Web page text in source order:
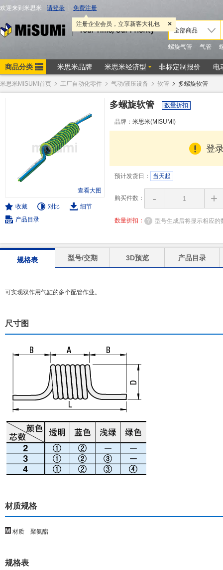
米思米MISUMI首页 工厂自动化零件 气动/液压设备 软管 多螺旋软管
查看大图
收藏 对比
细节
产品目录
多螺旋软管 数量折扣
品牌： 米思米(MISUMI)
登
预计发货日： 当天起
购买件数： - +
数量折扣： 型号生成后将显示相应的
规格表 型号/交期 3D预览 产品目录
可实现双作用气缸的多个配管作业。
尺寸图
材质规格
材质 聚氨酯
规格表